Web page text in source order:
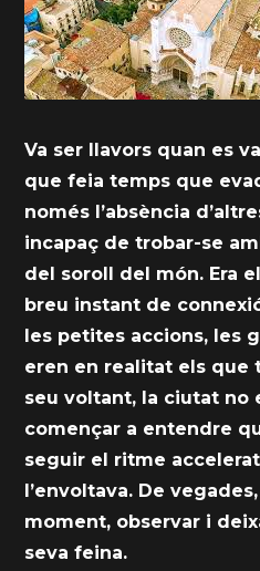
Va ser llavors quan es
que feia temps que
només l’absència
incapaç de trobar-se
del soroll del món. Era
breu instant de
les petites accions, les
eren en realitat els que
seu voltant, la ciutat no
començar a entendre
seguir el ritme
l’envoltava. De
moment, observar i
seva feina.